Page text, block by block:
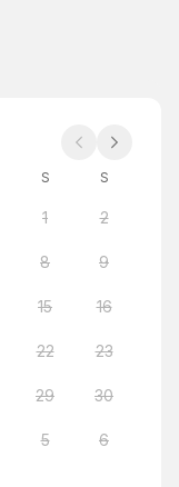
S S
1 2
8 9
15 16
22 23
29 30
5 6